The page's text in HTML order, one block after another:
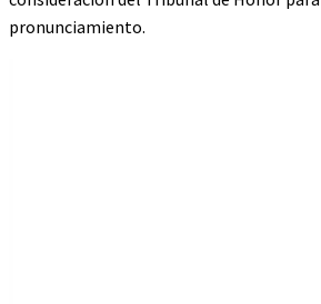
pronunciamiento.